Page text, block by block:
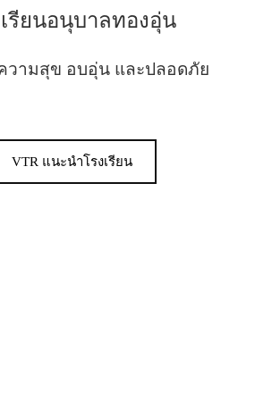
เรียนอนุบาลทองอุ่น
วามสุข อบอุ่น และปลอดภัย
VTR แนะนำโรงเรียน